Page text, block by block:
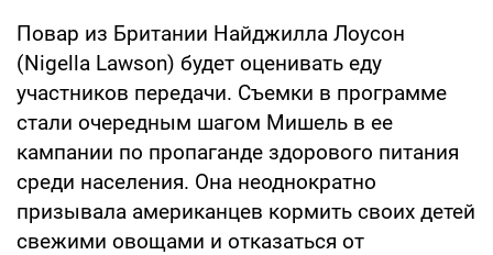
Повар из Британии Найджилла Лоусон
(Nigella Lawson) будет оценивать еду
участников передачи. Съемки в программе
стали очередным шагом Мишель в ее
кампании по пропаганде здорового питания
среди населения. Она неоднократно
призывала американцев кормить своих детей
свежими овощами и отказаться от